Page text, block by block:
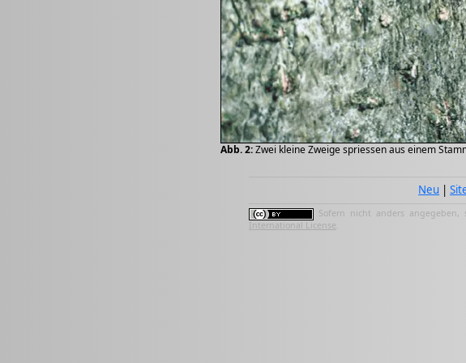
Abb. 2:Zwei kleine Zweige spriessen aus einem
Neu |
Sofern nicht anders
International License